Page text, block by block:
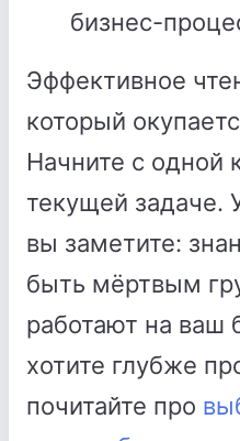
бизнес-
Эффективное
который
Начните с одной
текущей задаче.
вы заметите:
быть мёртвым
работают на ваш
хотите глубже
почитайте про